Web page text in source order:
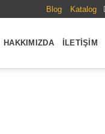
Blog Katalog
HAKKIMIZDA İLETIŞIM